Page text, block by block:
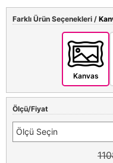
Farklı Ürün Seçenekleri /
Kanvas
Ölçü/Fiyat
Ölçü Seçin